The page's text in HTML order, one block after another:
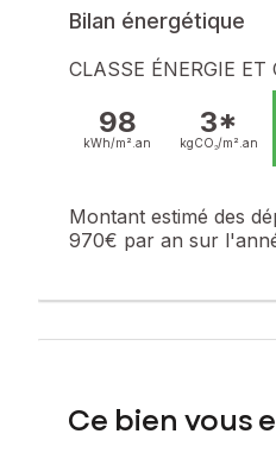
Les informations sur les
Prix de vente : 164 000 €
Contactez votre
Bilan énergétique
CLASSE ÉNERGIE
98
kWh/m². an
3*
kgCO₂/m². an
Montant estimé des
970€ par an sur
Ce bien vous